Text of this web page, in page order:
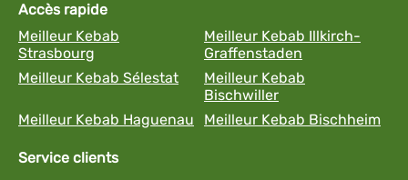
Accès rapide
Meilleur Kebab
Strasbourg
Meilleur Kebab Illkirch-
Graffenstaden
Meilleur Kebab Sélestat
Meilleur Kebab
Bischwiller
Meilleur Kebab Haguenau
Meilleur Kebab Bischheim
Service clients